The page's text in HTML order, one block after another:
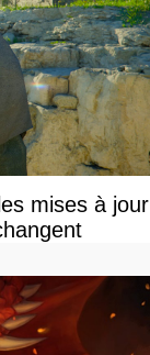
mises à jour